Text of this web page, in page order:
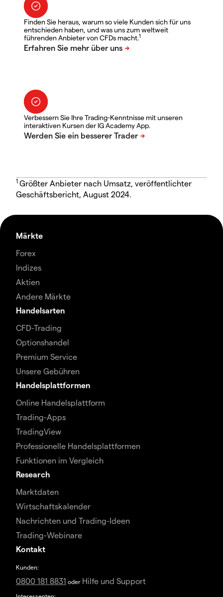
Finden Sie heraus, warum so viele Kunden sich für uns
entschieden haben, und was uns zum weltweit
führenden Anbieter von CFDs macht.1
Verbessern Sie Ihre Trading-Kenntnisse mit unseren
interaktiven Kursen der IG Academy App.
1 Größter Anbieter nach Umsatz, veröffentlichter
Geschäftsbericht, August 2024.
Märkte
Forex
Indizes
Aktien
Andere Märkte
Handelsarten
CFD-Trading
Optionshandel
Premium Service
Unsere Gebühren
Handelsplattformen
Online Handelsplattform
Trading-Apps
TradingView
Professionelle Handelsplattformen
Funktionen im Vergleich
Research
Marktdaten
Wirtschaftskalender
Nachrichten und Trading-Ideen
Trading-Webinare
Kontakt
Kunden:
0800 181 8831 oder Hilfe und Support